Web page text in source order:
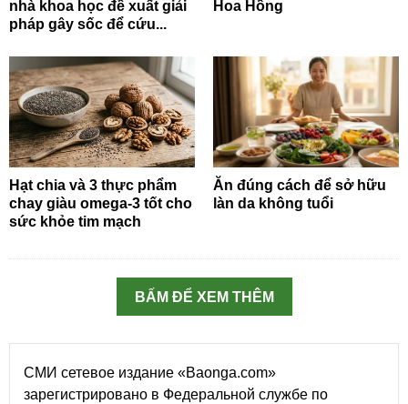
nhà khoa học đề xuất giải
pháp gây sốc để cứu...
Hoa Hồng
Hạt chia và 3 thực phẩm
chay giàu omega-3 tốt cho
sức khỏe tim mạch
Ăn đúng cách để sở hữu
làn da không tuổi
BẤM ĐỂ XEM THÊM
СМИ сетевое издание «Baonga.com»
зарегистрировано в Федеральной службе по